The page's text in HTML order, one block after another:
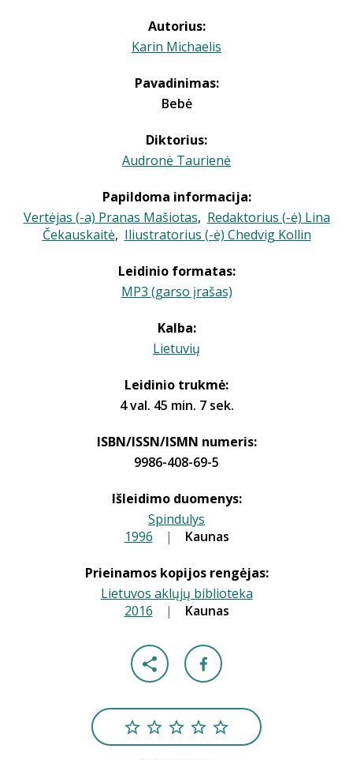
Autorius:
Karin Michaelis
Pavadinimas:
Bebė
Diktorius:
Audronė Taurienė
Papildoma informacija:
Vertėjas (-a) Pranas Mašiotas, Redaktorius (-ė) Lina
Čekauskaitė, Iliustratorius (-ė) Chedvig Kollin
Leidinio formatas:
MP3 (garso įrašas)
Kalba:
Lietuvių
Leidinio trukmė:
4 val. 45 min. 7 sek.
ISBN/ISSN/ISMN numeris:
9986-408-69-5
Išleidimo duomenys:
Spindulys
1996 | Kaunas
Prieinamos kopijos rengėjas:
Lietuvos aklųjų biblioteka
2016 | Kaunas